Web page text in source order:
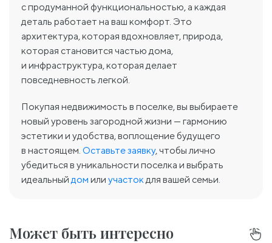
с продуманной функциональностью, а каждая
деталь работает на ваш комфорт. Это
архитектура, которая вдохновляет, природа,
которая становится частью дома,
и инфраструктура, которая делает
повседневность легкой.
Покупая недвижимость в поселке, вы выбираете
новый уровень загородной жизни — гармонию
эстетики и удобства, воплощение будущего
в настоящем. Оставьте заявку, чтобы лично
убедиться в уникальности поселка и выбрать
идеальныйдом или участокдля вашей семьи.
Может быть интересно